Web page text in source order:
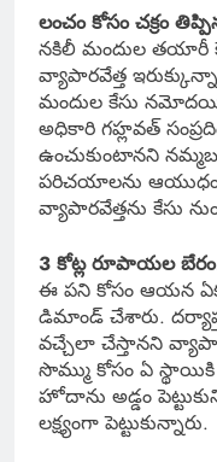
లంచం కోసం చక్రం
నకిలీ మందుల తయారీ
వ్యాపారవేత్త
మందుల కేసు
అధికారి గహ్లవత్
ఉంచుకుంటానని
పరిచయాలను
వ్యాపారవేత్తను కేసు
3 కోట్ల రూపాయల
ఈ పని కోసం ఆయన
డిమాండ్ చేశారు.
వచ్చేలా చేస్తానని
సొమ్ము కోసం ఏ స్థాయికి
హోదాను అడ్డం
లక్ష్యంగా పెట్టుకున్నారు.